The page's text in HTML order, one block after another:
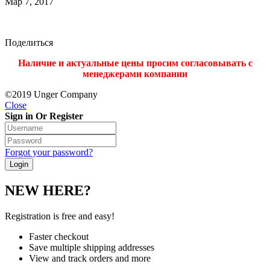
Поделиться
Наличие и актуальные цены просим согласовывать с
менеджерами компании
©2019 Unger Company
Close
Sign in Or Register
Forgot your password?
NEW HERE?
Registration is free and easy!
Faster checkout
Save multiple shipping addresses
View and track orders and more